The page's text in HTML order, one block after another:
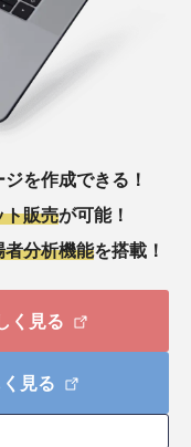
を作成できる！
ト販売が可能！
者分析機能を搭載！
く見る
見る